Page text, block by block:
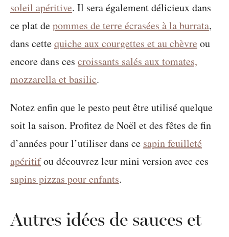
soleil apéritive. Il sera également délicieux dans
ce plat depommes de terre écrasées à la burrata,
dans cettequiche aux courgettes et au chèvre ou
encore dans ces croissants salés aux tomates,
mozzarella et basilic.
Notez enfin que le pesto peut être utilisé quelque
soit la saison. Profitez de Noël et des fêtes de fin
d’années pour l’utiliser dans ce sapin feuilleté
apéritifou découvrez leur mini version avec ces
sapins pizzas pour enfants.
Autres idées de sauces et